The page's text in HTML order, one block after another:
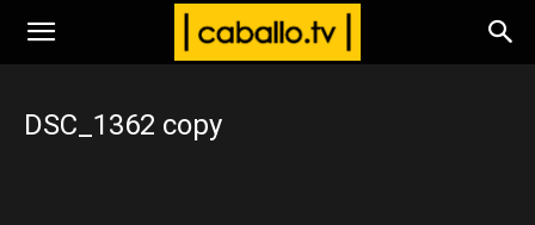
www.caballo.tv
DSC_1362 copy